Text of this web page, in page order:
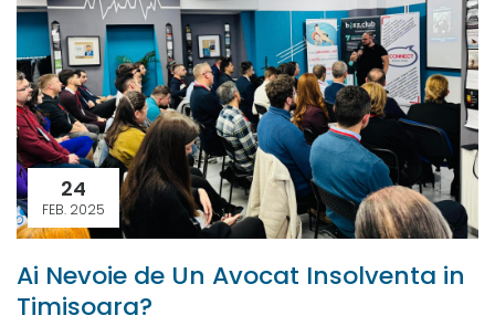
24
FEB. 2025
Ai Nevoie de Un Avocat Insolventa in
Timisoara?